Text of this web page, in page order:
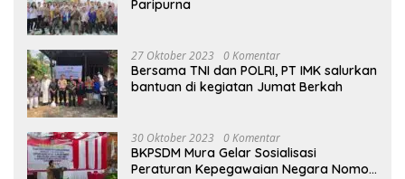
Paripurna
27 Oktober 2023 0 Komentar
Bersama TNI dan POLRI, PT IMK salurkan
bantuan di kegiatan Jumat Berkah
30 Oktober 2023 0 Komentar
BKPSDM Mura Gelar Sosialisasi
Peraturan Kepegawaian Negara Nomor